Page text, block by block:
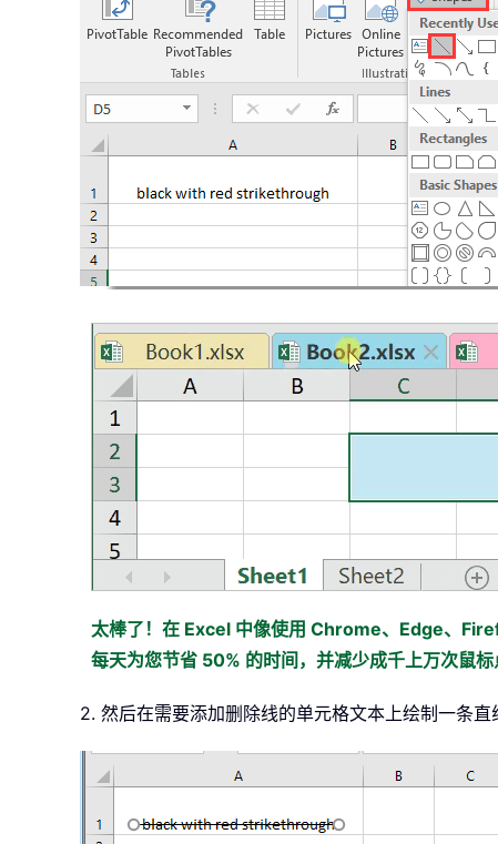
太棒了！在 Excel 中像使用 Chrome、Edge、
每天为您节省 50% 的时间，并减少成千上万次鼠标
2. 然后在需要添加删除线的单元格文本上绘制一条直